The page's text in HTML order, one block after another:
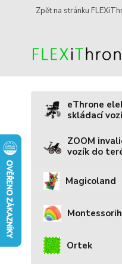
Zpět na stránku
eThrone
skládací
ZOOM
vozík do
Magicoland
Ortek